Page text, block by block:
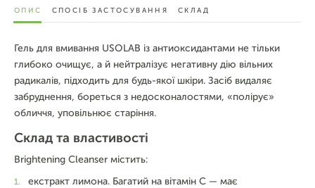
ОПИС СПОСІБ ЗАСТОСУВАННЯ СКЛАД
Гель для вмивання USOLAB із антиоксидантами не тільки
глибоко очищує, а й нейтралізує негативну дію вільних
радикалів, підходить для будь-якої шкіри. Засіб видаляє
забруднення, бореться з недосконалостями, «полірує»
обличчя, уповільнює старіння.
Склад та властивості
Brightening Cleanser містить:
екстракт лимона. Багатий на вітамін С — має